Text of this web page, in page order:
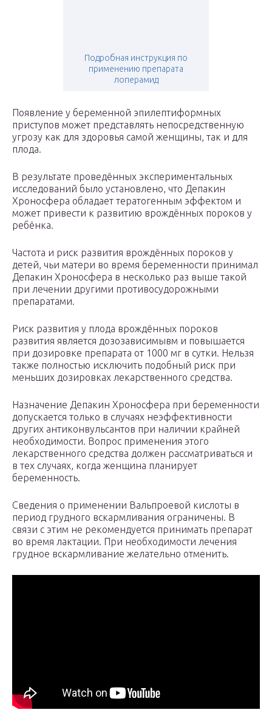
Подробная инструкция по
применению препарата
лоперамид
Появление у беременной эпилептиформных
приступов может представлять непосредственную
угрозу как для здоровья самой женщины, так и для
плода.
В результате проведённых экспериментальных
исследований было установлено, что Депакин
Хроносфера обладает тератогенным эффектом и
может привести к развитию врождённых пороков у
ребёнка.
Частота и риск развития врождённых пороков у
детей, чьи матери во время беременности принимал
Депакин Хроносфера в несколько раз выше такой
при лечении другими противосудорожными
препаратами.
Риск развития у плода врождённых пороков
развития является дозозависимывм и повышается
при дозировке препарата от 1000 мг в сутки. Нельзя
также полностью исключить подобный риск при
меньших дозировках лекарственного средства.
Назначение Депакин Хроносфера при беременности
допускается только в случаях неэффективности
других антиконвульсантов при наличии крайней
необходимости. Вопрос применения этого
лекарственного средства должен рассматриваться и
в тех случаях, когда женщина планирует
беременность.
Сведения о применении Вальпроевой кислоты в
период грудного вскармливания ограничены. В
связи с этим не рекомендуется принимать препарат
во время лактации. При необходимости лечения
грудное вскармливание желательно отменить.